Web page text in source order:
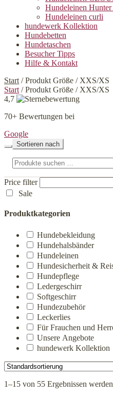
Hundeleinen
Hundeleinen curli
hundewerk Kollektion
Hundebetten
Hundetaschen
Besucher Tipps
Hilfe & Kontakt
Start /Produkt Größe / XXS/XS
Start /Produkt Größe / XXS/XS
4,7
70+ Bewertungen bei
Google
Sortieren nach
Suchen
nach:
Price filter
Sale
Produktkategorien
Hundebekleidung
Hundehalsbänder
Hundeleinen
Hundesicherheit &
Hundepflege
Ledergeschirr
Softgeschirr
Hundezubehör
Leckerlies
Für Frauchen und
Unsere Angebote
hundewerk Kollektion
1–15 von 55 Ergebnissen